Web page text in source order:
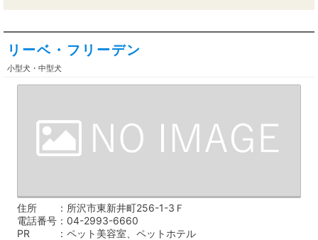
リーベ・フリーデン
小型犬・中型犬
住所
所沢市東新井町256-1-3Ｆ
電話番号
04-2993-6660
PR
ペット美容室、ペットホテル